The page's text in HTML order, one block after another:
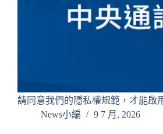
請同意我們的隱私權規範，才能啟
News小編
9 7 月, 2026